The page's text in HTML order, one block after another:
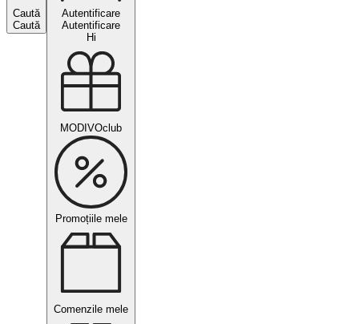
Caută
Caută
Autentificare
Autentificare
Hi
MODIVOclub
Promoțiile mele
Comenzile mele